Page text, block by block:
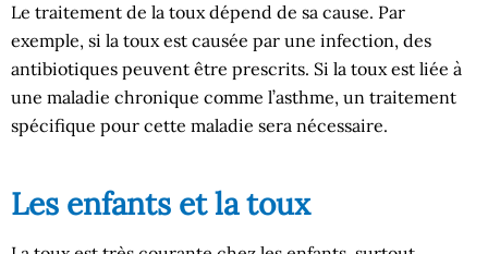
Le traitement de la toux dépend de sa cause. Par
exemple, si la toux est causée par une infection, des
antibiotiques peuvent être prescrits. Si la toux est liée à
une maladie chronique comme l’asthme, un traitement
spécifique pour cette maladie sera nécessaire.
Les enfants et la toux